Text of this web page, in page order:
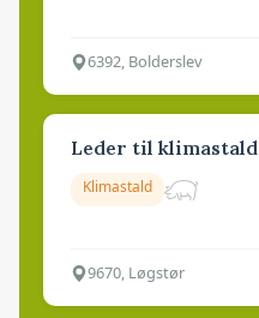
6392, Bolderslev
Leder til klimastald
Klimastald
9670, Løgstør